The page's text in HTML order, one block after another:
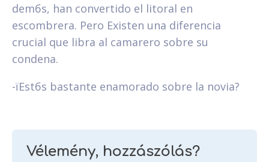
demбs, han convertido el litoral en
escombrera. Pero Existen una diferencia
crucial que libra al camarero sobre su
condena.
-їEstбs bastante enamorado sobre la novia?
Vélemény, hozzászólás?